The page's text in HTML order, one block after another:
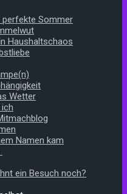
perfekte Sommer
Haushaltschaos
Wetter
Namen kam
ein Besuch noch?